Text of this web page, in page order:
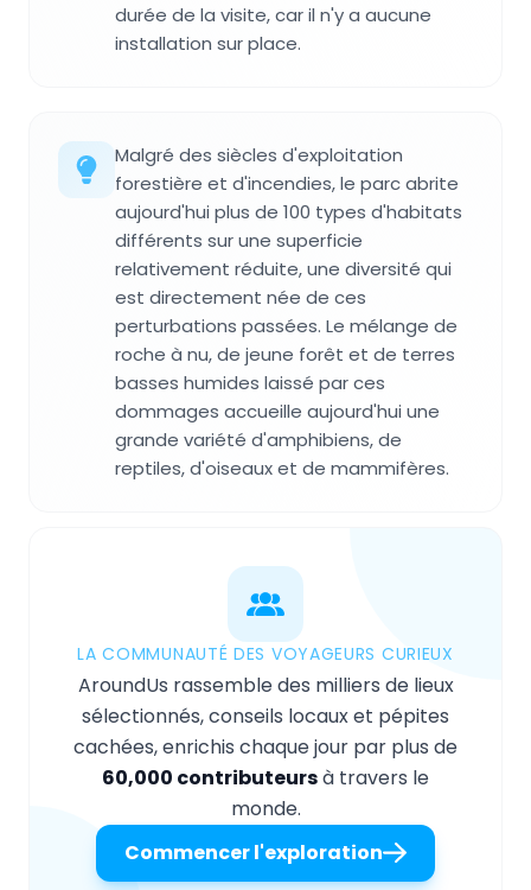
durée de la visite, car il n'y a aucune
installation sur place.
Malgré des siècles d'exploitation
forestière et d'incendies, le parc abrite
aujourd'hui plus de 100 types d'habitats
différents sur une superficie
relativement réduite, une diversité qui
est directement née de ces
perturbations passées. Le mélange de
roche à nu, de jeune forêt et de terres
basses humides laissé par ces
dommages accueille aujourd'hui une
grande variété d'amphibiens, de
reptiles, d'oiseaux et de mammifères.
LA COMMUNAUTÉ DES VOYAGEURS CURIEUX
AroundUs rassemble des milliers de lieux
sélectionnés, conseils locaux et pépites
cachées, enrichis chaque jour par plus de
60,000 contributeursà travers le
monde.
Commencer l'exploration